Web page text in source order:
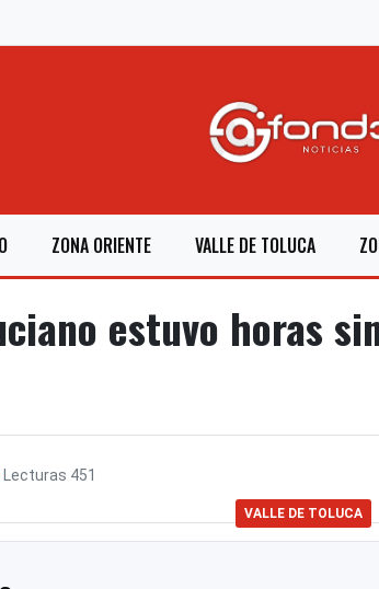
ZONA ORIENTE VALLE DE TOLUCA
estuvo horas
Lecturas 451
VALLE DE TOLUCA